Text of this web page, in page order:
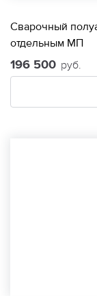
Сварочный
отдельным МП
196 500 руб.